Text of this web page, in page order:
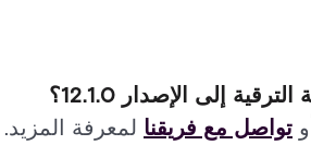
تواصل مع فريقنا لمعرفة المزيد.